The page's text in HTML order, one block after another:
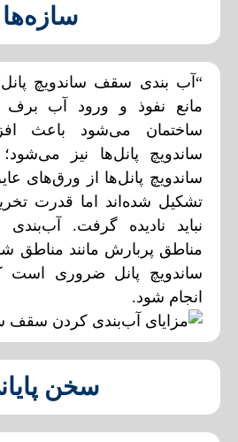
سازه‌ها
“آب‌ بندی سقف ساندویچ
مانع نفوذ و ورود آب برف
ساختمان می‌شود باعث
ساندویچ پانل‌ها نیز
ساندویچ پانل‌ها از ورق‌های
تشکیل شده‌اند اما قدرت
نباید نادیده گرفت.
مناطق پربارش مانند مناطق
ساندویچ پانل ضروری است
انجام شود.
سخن